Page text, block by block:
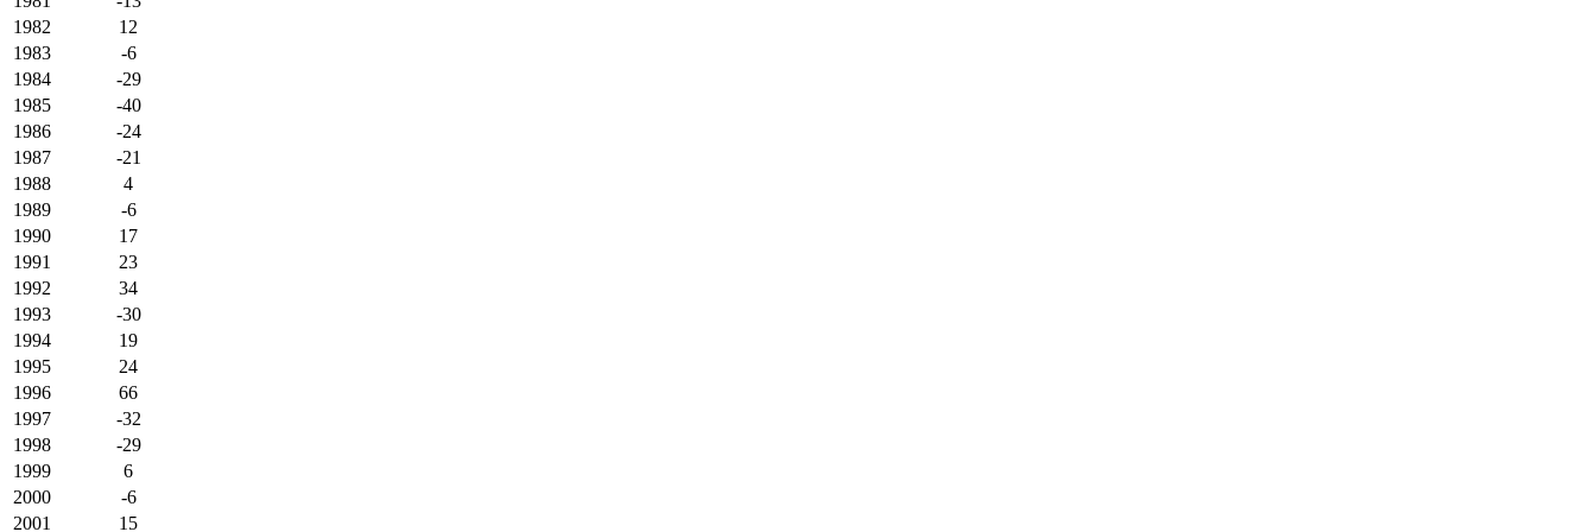
1982
12
1983
-6
1984
-29
1985
-40
1986
-24
1987
-21
1988
4
1989
-6
1990
17
1991
23
1992
34
1993
-30
1994
19
1995
24
1996
66
1997
-32
1998
-29
1999
6
2000
-6
2001
15